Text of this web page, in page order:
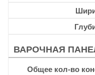
ВАРОЧНАЯ
Общее кол-во